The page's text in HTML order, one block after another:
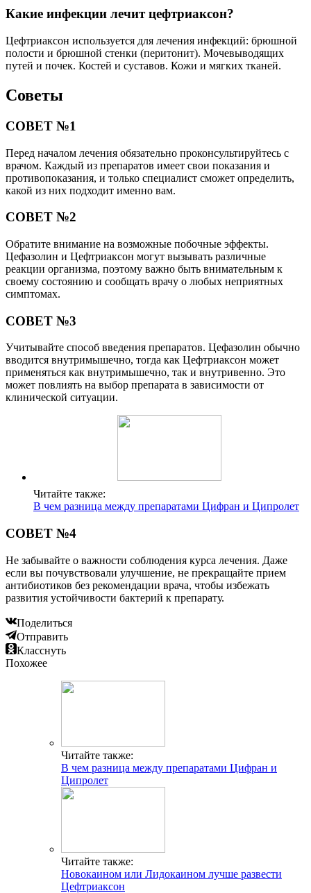
Какие инфекции лечит цефтриаксон?
Цефтриаксон используется для лечения инфекций: брюшной
полости и брюшной стенки (перитонит). Мочевыводящих
путей и почек. Костей и суставов. Кожи и мягких тканей.
Советы
СОВЕТ №1
Перед началом лечения обязательно проконсультируйтесь с
врачом. Каждый из препаратов имеет свои показания и
противопоказания, и только специалист сможет определить,
какой из них подходит именно вам.
СОВЕТ №2
Обратите внимание на возможные побочные эффекты.
Цефазолин и Цефтриаксон могут вызывать различные
реакции организма, поэтому важно быть внимательным к
своему состоянию и сообщать врачу о любых неприятных
симптомах.
СОВЕТ №3
Учитывайте способ введения препаратов. Цефазолин обычно
вводится внутримышечно, тогда как Цефтриаксон может
применяться как внутримышечно, так и внутривенно. Это
может повлиять на выбор препарата в зависимости от
клинической ситуации.
Читайте также:
В чем разница между препаратами Цифран и Ципролет
СОВЕТ №4
Не забывайте о важности соблюдения курса лечения. Даже
если вы почувствовали улучшение, не прекращайте прием
антибиотиков без рекомендации врача, чтобы избежать
развития устойчивости бактерий к препарату.
Поделиться
Отправить
Класснуть
Похожее
Читайте также:
В чем разница между препаратами Цифран и
Ципролет
Читайте также:
Новокаином или Лидокаином лучше развести
Цефтриаксон